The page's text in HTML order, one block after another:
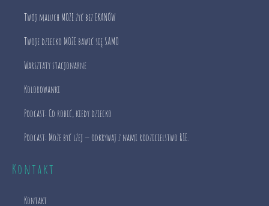
Twój maluch MOŻE żyć bez EKANÓW
Twoje dziecko MOŻE bawić się SAMO
Warsztaty stacjonarne
Kolorowanki
Podcast: Co robić, kiedy dziecko
Podcast: Może być lżej — odkrywaj z nami rodzicielstwo RIE.
Kontakt
Kontakt